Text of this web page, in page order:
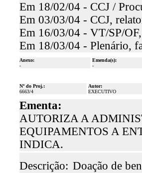
Em 18/02/04 - CCJ /
Em 03/03/04 - CCJ,
Em 16/03/04 - VT/SP/
Em 18/03/04 - Plenário,
Anexo:
-
Emenda(s):
-
Nº do Proj.:
6663/4
Autor:
EXECUTIVO
Ementa:
AUTORIZA A
EQUIPAMENTOS A
INDICA.
Descrição: Doação de